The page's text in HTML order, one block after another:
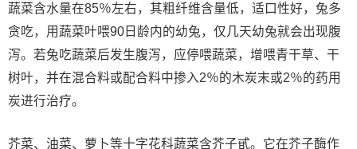
蔬菜含水量在85％左右，其粗纤维含量低，适口性好，兔多
贪吃，用蔬菜叶喂90日龄内的幼兔，仅几天幼兔就会出现腹
泻。若兔吃蔬菜后发生腹泻，应停喂蔬菜，增喂青干草、干
树叶，并在混合料或配合料中掺入2％的木炭末或2％的药用
炭进行治疗。
芥菜、油菜、萝卜等十字花科蔬菜含芥子甙。它在芥子酶作